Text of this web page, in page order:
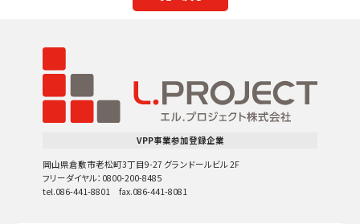
VPP事業参加登録企業
岡山県倉敷市老松町3丁目9-27 グランドールビル 2F
フリーダイヤル：0800-200-8485
tel.086-441-8801 fax.086-441-8081